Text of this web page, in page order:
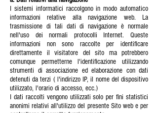
I sistemi informatici raccolgono in modo automatico
informazioni relative alla navigazione web. La
trasmissione di tali dati di navigazione è normale
nell'uso dei normali protocolli Internet. Queste
informazioni non sono raccolte per identificare
direttamente il visitatore del sito ma potrebbero
comunque permetterne l'identificazione utilizzando
strumenti di associazione ed elaborazione con dati
detenuti da terzi ( l'indirizzo IP, il nome del dispositivo
utilizzato, l'orario di accesso, ecc.)
I dati raccolti vengono utilizzati solo per fini statistici
anonimi relativi all'utilizzo del presente Sito web e per